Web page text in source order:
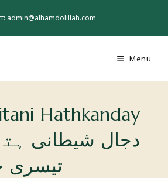
admin@alhamdolillah.com
Menu
Hathkanday
دجال شیطانی
تیسری